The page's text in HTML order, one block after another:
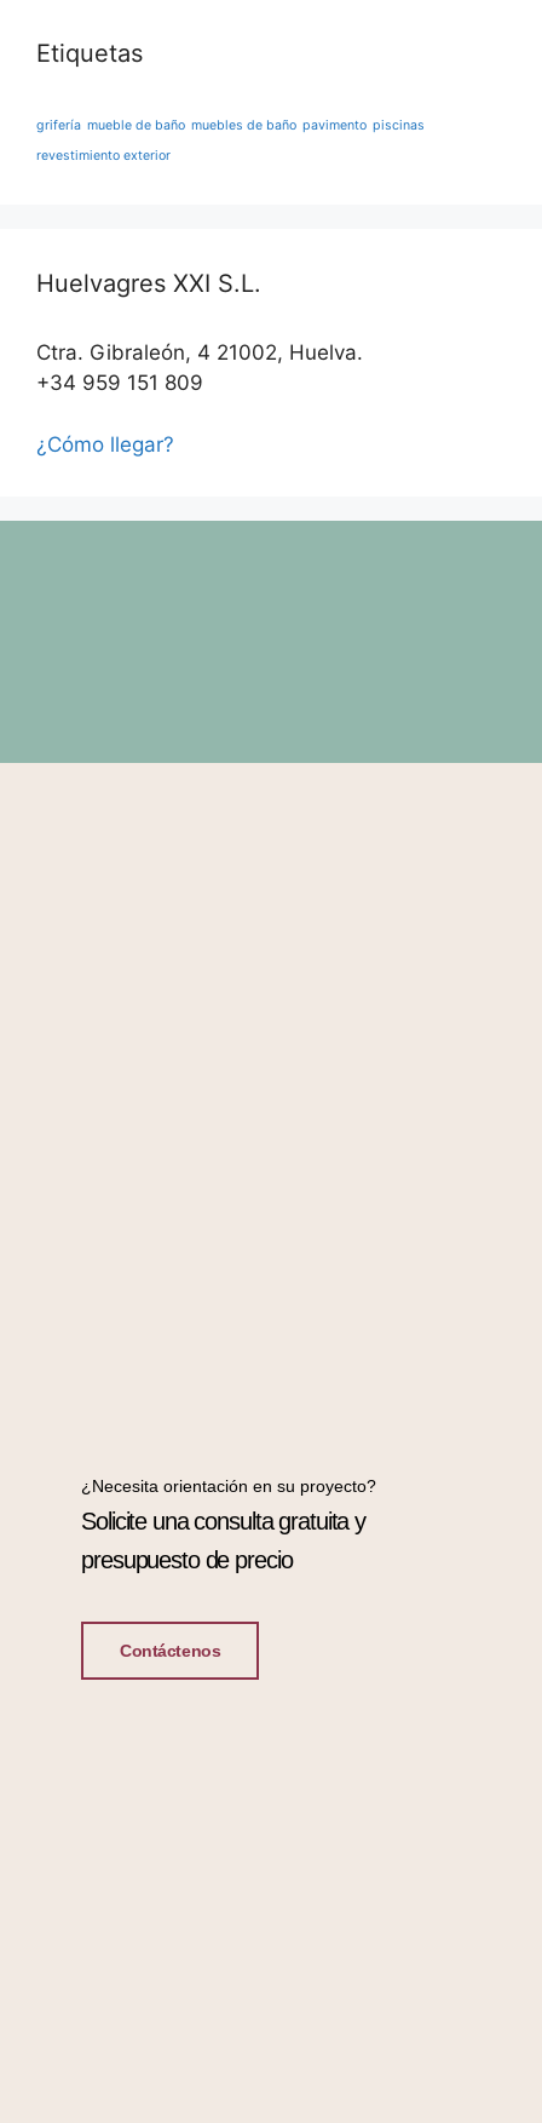
Etiquetas
grifería mueble de baño muebles de baño pavimento piscinas
revestimiento exterior
Huelvagres XXI S.L.
Ctra. Gibraleón, 4 21002, Huelva.
+34 959 151 809
¿Cómo llegar?
¿Necesita orientación en su proyecto?
Solicite una consulta gratuita y
presupuesto de precio
Contáctenos